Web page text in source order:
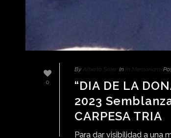
0
By Alberto Soler In In Memoriam
“DIA DE LA
2023
CARPESA TRIA
Para dar visibilidad a una